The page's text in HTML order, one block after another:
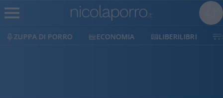
ECONOMIA LIBERILIBRI SHOP SOSTIENICI